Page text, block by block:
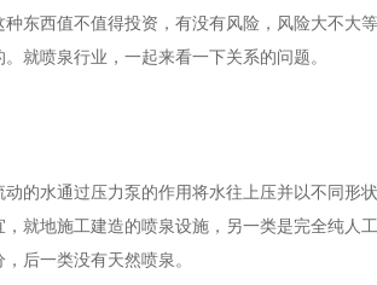
东西值不值得投资，有没有风险，风险大不大
就喷泉行业，一起来看一下关系的问题。
水通过压力泵的作用将水往上压并以不同形
就地施工建造的喷泉设施，另一类是完全纯人
后一类没有天然喷泉。